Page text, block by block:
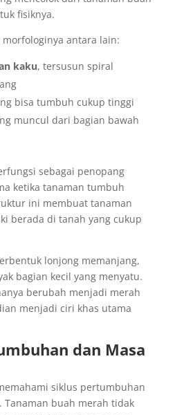
fisiknya.
antara lain:
kaku, tersusun spiral
bisa tumbuh cukup tinggi
muncul dari bagian bawah
sebagai penopang
ketika tanaman tumbuh
ini membuat tanaman
berada di tanah yang cukup
lonjong memanjang,
bagian kecil yang menyatu.
berubah menjadi merah
menjadi ciri khas utama
dan Masa
siklus pertumbuhan
Tanaman buah merah tidak